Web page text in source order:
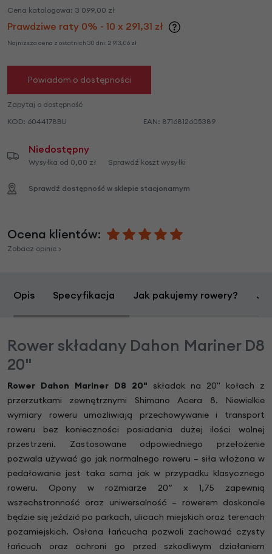
Cena katalogowa: 3 099,00 zł
Prawdziwe raty 0% - 10 x 291,31 zł
Najniższa cena z ostatnich 30 dni: 2 913,06 zł
Powiadom o dostępności
Zapytaj o dostępność
KOD: 6044178BU EAN: 8716812605389
Niedostępny
Wysyłka od 0,00 zł Sprawdź koszt wysyłki
Sprawdź dostępność w sklepie stacjonarnym
Ocena klientów:
Zobacz opinie >
Opis Specyfikacja Jak pakujemy rowery?
Rower składany Dahon Mariner D8
20"
Rower Dahon Mariner D8 20" składak na 20" kołach z
przerzutkami zewnętrznymi Shimano Acera 8. Niewielkie
wymiary roweru umożliwiają przechowywanie i transport
roweru bez konieczności posiadania dużej ilości wolnej
przestrzeni. Zastosowane odpowiedniego przełożenie
pozwala używać go jak normalnego roweru – siła włożona w
pedałowanie jest taka sama jak w przypadku klasycznego
roweru. Opony w rozmiarze 20” x 1,75 zapewnią
wszechstronność oraz uniwersalność – rowerem doskonale
będzie się jeździć po parkach, ulicach miejskich oraz terenach
pozamiejskich. Osłona łańcucha pozwoli zachować czysty
łańcuch oraz ochroni go przed szkodliwym działaniem